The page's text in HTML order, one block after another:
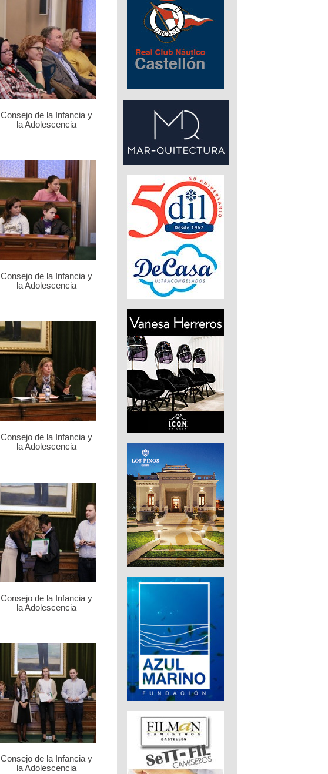
Consejo de la Infancia y
la Adolescencia
Consejo de la Infancia y
la Adolescencia
Consejo de la Infancia y
la Adolescencia
Consejo de la Infancia y
la Adolescencia
Consejo de la Infancia y
la Adolescencia